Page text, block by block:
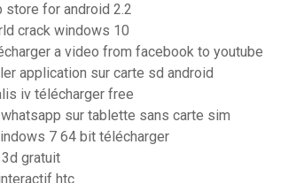
store for android 2.2
crack windows 10
a video from facebook to youtube
application sur carte sd android
iv télécharger free
sur tablette sans carte sim
7 64 bit télécharger
gratuit
htc